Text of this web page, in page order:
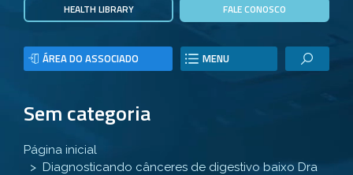
HEALTH LIBRARY FALE CONOSCO
ÁREA DO ASSOCIADO MENU
Sem categoria
Página inicial
Diagnosticando cânceres de digestivo baixo Dra